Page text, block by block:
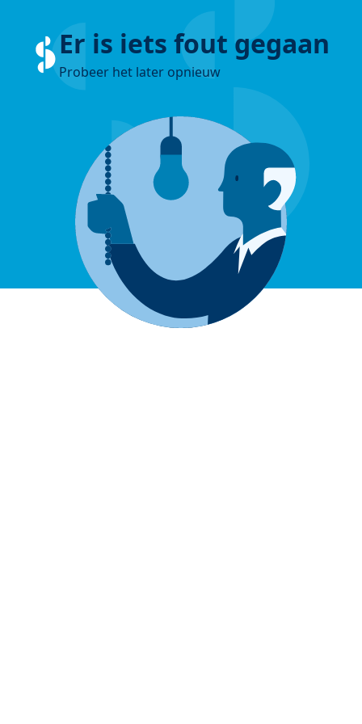
Er is iets fout gegaan
Probeer het later opnieuw